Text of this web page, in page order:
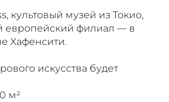
культовый музей из Токио,
европейский филиал — в
Хафенсити.
искусства будет
м²